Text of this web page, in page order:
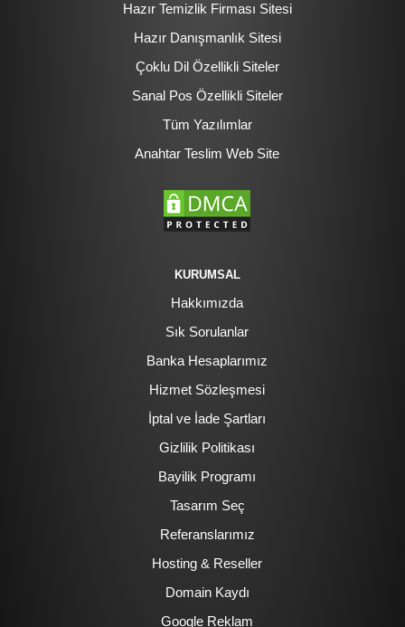
Hazır Temizlik Firması Sitesi
Hazır Danışmanlık Sitesi
Çoklu Dil Özellikli Siteler
Sanal Pos Özellikli Siteler
Tüm Yazılımlar
Anahtar Teslim Web Site
KURUMSAL
Hakkımızda
Sık Sorulanlar
Banka Hesaplarımız
Hizmet Sözleşmesi
İptal ve İade Şartları
Gizlilik Politikası
Bayilik Programı
Tasarım Seç
Referanslarımız
Hosting & Reseller
Domain Kaydı
Google Reklam